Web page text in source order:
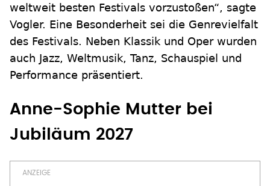
weltweit besten Festivals vorzustoßen“, sagte
Vogler. Eine Besonderheit sei die Genrevielfalt
des Festivals. Neben Klassik und Oper wurden
auch Jazz, Weltmusik, Tanz, Schauspiel und
Performance präsentiert.
Anne-Sophie Mutter bei
Jubiläum 2027